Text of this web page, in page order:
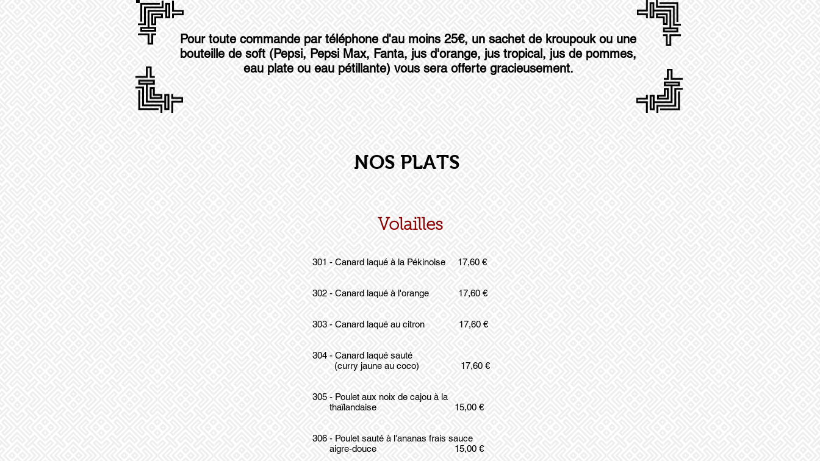
Pour toute commande par téléphone d'au moins 25€, un sachet de kroupouk ou une
bouteille de soft (Pepsi, Pepsi Max, Fanta, jus d'orange, jus tropical, jus de pommes,
eau plate ou eau pétillante) vous sera offerte gracieusement.
NOS PLATS
Volailles
301 - Canard laqué à la Pékinoise 17,60 €
302 - Canard laqué à l'orange 17,60 €
303 - Canard laqué au citron 17,60 €
304 - Canard laqué sauté
(curry jaune au coco) 17,60 €
305 - Poulet aux noix de cajou à la
thaïlandaise 15,00 €
306 - Poulet sauté à l'ananas frais sauce
aigre-douce 15,00 €